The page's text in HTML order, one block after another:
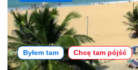
Byłem tam Chcę tam pójść